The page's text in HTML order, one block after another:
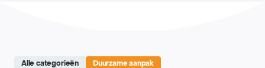
Alle categorieën Duurzame aanpak